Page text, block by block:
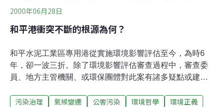
2000年06月28日
和平港衝突不斷的根源為何？
和平水泥工業區專用港從實施環境影響評估至今，為時6
年，卻一波三折。除了環境影響評估審查過程中，審查委
員、地方主管機關、或環保團體對此案有諸多疑點或建
及建議；報章雜誌或學者、研究單位的評論；甚至花蓮地
污染治理 氣候變遷 公害污染 環境哲學
環境正義